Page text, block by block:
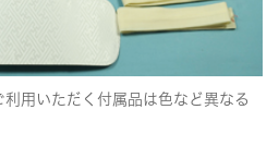
用いただく付属品は色など異なる